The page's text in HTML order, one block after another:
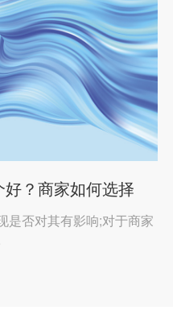
？商家如何选择
是否对其有影响;对于商家
app/小程序的好处